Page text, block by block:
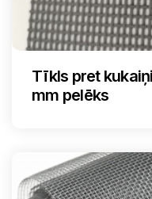
Tīkls pret
mm pelēks